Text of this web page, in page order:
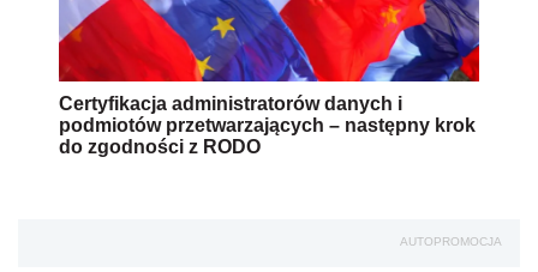
Certyfikacja administratorów danych i
podmiotów przetwarzających – następny krok
do zgodności z RODO
AUTOPROMOCJA